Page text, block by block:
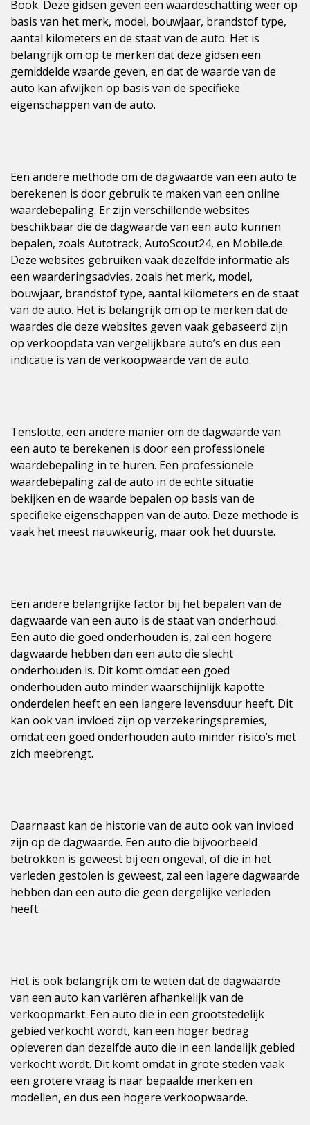
Book. Deze gidsen geven een waardeschatting weer op
basis van het merk, model, bouwjaar, brandstof type,
aantal kilometers en de staat van de auto. Het is
belangrijk om op te merken dat deze gidsen een
gemiddelde waarde geven, en dat de waarde van de
auto kan afwijken op basis van de specifieke
eigenschappen van de auto.
Een andere methode om de dagwaarde van een auto te
berekenen is door gebruik te maken van een online
waardebepaling. Er zijn verschillende websites
beschikbaar die de dagwaarde van een auto kunnen
bepalen, zoals Autotrack, AutoScout24, en Mobile.de.
Deze websites gebruiken vaak dezelfde informatie als
een waarderingsadvies, zoals het merk, model,
bouwjaar, brandstof type, aantal kilometers en de staat
van de auto. Het is belangrijk om op te merken dat de
waardes die deze websites geven vaak gebaseerd zijn
op verkoopdata van vergelijkbare auto’s en dus een
indicatie is van de verkoopwaarde van de auto.
Tenslotte, een andere manier om de dagwaarde van
een auto te berekenen is door een professionele
waardebepaling in te huren. Een professionele
waardebepaling zal de auto in de echte situatie
bekijken en de waarde bepalen op basis van de
specifieke eigenschappen van de auto. Deze methode is
vaak het meest nauwkeurig, maar ook het duurste.
Een andere belangrijke factor bij het bepalen van de
dagwaarde van een auto is de staat van onderhoud.
Een auto die goed onderhouden is, zal een hogere
dagwaarde hebben dan een auto die slecht
onderhouden is. Dit komt omdat een goed
onderhouden auto minder waarschijnlijk kapotte
onderdelen heeft en een langere levensduur heeft. Dit
kan ook van invloed zijn op verzekeringspremies,
omdat een goed onderhouden auto minder risico’s met
zich meebrengt.
Daarnaast kan de historie van de auto ook van invloed
zijn op de dagwaarde. Een auto die bijvoorbeeld
betrokken is geweest bij een ongeval, of die in het
verleden gestolen is geweest, zal een lagere dagwaarde
hebben dan een auto die geen dergelijke verleden
heeft.
Het is ook belangrijk om te weten dat de dagwaarde
van een auto kan variëren afhankelijk van de
verkoopmarkt. Een auto die in een grootstedelijk
gebied verkocht wordt, kan een hoger bedrag
opleveren dan dezelfde auto die in een landelijk gebied
verkocht wordt. Dit komt omdat in grote steden vaak
een grotere vraag is naar bepaalde merken en
modellen, en dus een hogere verkoopwaarde.